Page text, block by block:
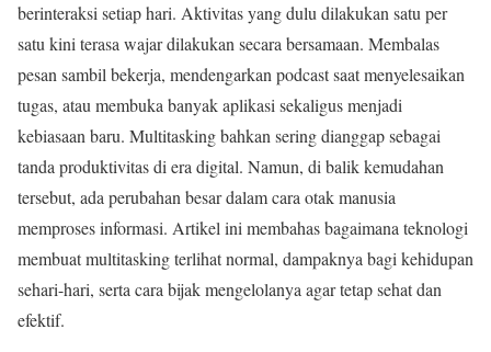
berinteraksi setiap hari. Aktivitas yang dulu dilakukan satu per
satu kini terasa wajar dilakukan secara bersamaan. Membalas
pesan sambil bekerja, mendengarkan podcast saat menyelesaikan
tugas, atau membuka banyak aplikasi sekaligus menjadi
kebiasaan baru. Multitasking bahkan sering dianggap sebagai
tanda produktivitas di era digital. Namun, di balik kemudahan
tersebut, ada perubahan besar dalam cara otak manusia
memproses informasi. Artikel ini membahas bagaimana teknologi
membuat multitasking terlihat normal, dampaknya bagi kehidupan
sehari-hari, serta cara bijak mengelolanya agar tetap sehat dan
efektif.